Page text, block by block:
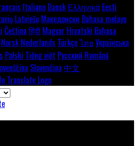
Italiano Dansk Ελληνικά Eesti
Latviešu Македонски Bahasa melayu
Čeština हिंदी Magyar Hrvatski Bahasa
Norsk Nederlands Türkçeไทย Українська
Polski Tiếng việt Русский Română
Slovenčina 中文